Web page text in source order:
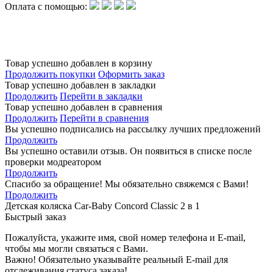
Оплата с помощью:
Товар успешно добавлен в корзину
Продолжить покупки Оформить заказ
Товар успешно добавлен в закладки
Продолжить Перейти в закладки
Товар успешно добавлен в сравнения
Продолжить Перейти в сравнения
Вы успешно подписались на рассылку лучших предложений
Продолжить
Вы успешно оставили отзыв. Он появиться в списке после
проверки модреатором
Продолжить
Спасибо за обращение! Мы обязательно свяжемся с Вами!
Продолжить
Детская коляска Car-Baby Concord Classiс 2 в 1
Быстрый заказ
Пожалуйста, укажите имя, свой номер телефона и E-mail,
чтобы мы могли связаться с Вами.
Важно! Обязательно указывайте реальный E-mail для